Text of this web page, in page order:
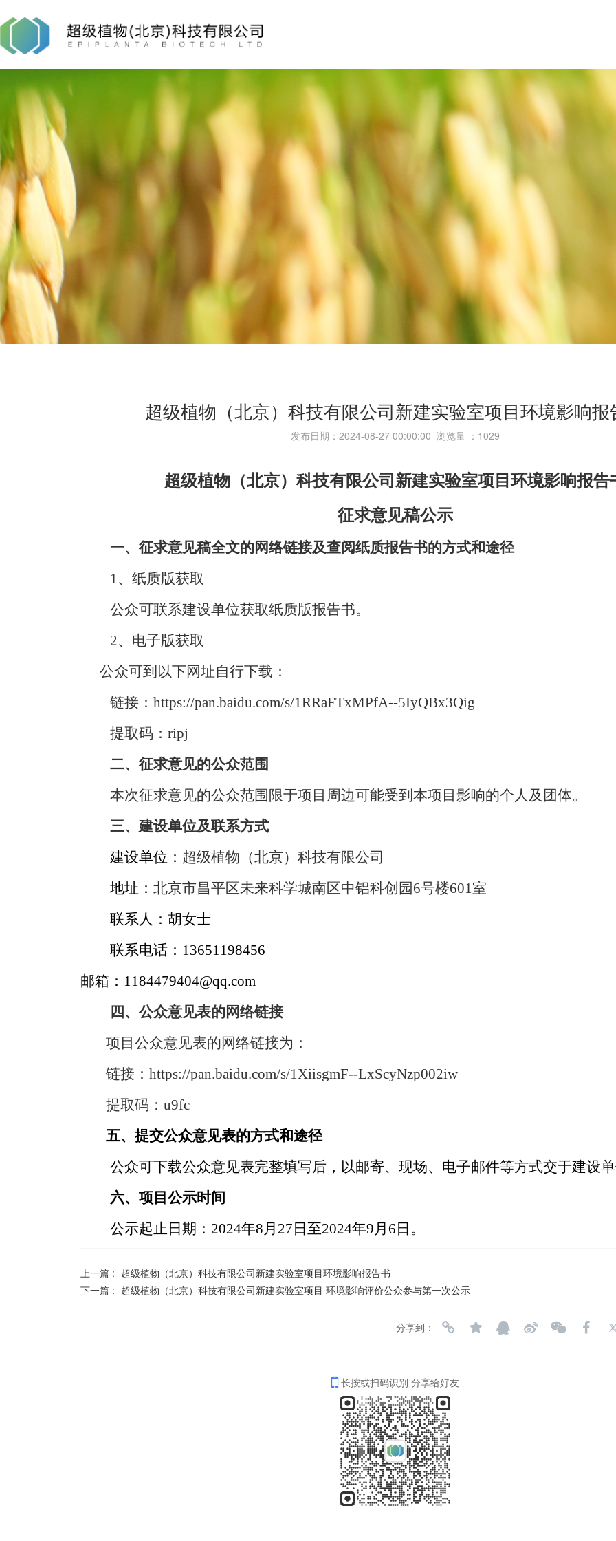
超级植物（北京）科技有限公司新建实验室项目环境影响报
发布日期：2024-08-27 00:00:00 浏览量 ： 1029
超级植物（北京）科技有限公司新建实验室项目环境影响报告
征求意见稿公示
一、 征求意见稿全文的网络链接及查阅纸质报告书的方式和途径
1、纸质版获取
公众可联系建设单位获取纸质版报告书。
2、电子版获取
公众可到以下网址自行下载：
链接： https://pan.baidu.com/s/1RRaFTxMPfA--5IyQBx3Qig
提取码：ripj
二、征求意见的公众范围
本次征求意见的公众范围限于项目 周边可能受到本项目影响的个人及团体。
三、建设单位及联系方式
建设单位： 超级植物（北京）科技有限公司
地址： 北京市昌平区未来科学城南区中铝科创园6号楼601室
联系人： 胡女士
联系电话： 13651198456
邮箱：1184479404@qq.com
四 、公众意见表的网络链接
项目公众意见表的网络链接为：
链接：https://pan.baidu.com/s/1XiisgmF--LxScyNzp002iw
提取码：u9fc
五、提交公众意见表的方式和途径
公众可下载公众意见表完整填写后，以邮寄、现场、电子邮件等方式交于建设
六、项目公示时间
公示起止 日期： 2024年8月 27 日至2024年9月 6 日。
上一篇 : 超级植物（北京）科技有限公司新建实验室项目环境影响报告书
下一篇 : 超级植物（北京）科技有限公司新建实验室项目 环境影响评价公众参与第一次公示
分享到：
长按或扫码识别 分享给好友